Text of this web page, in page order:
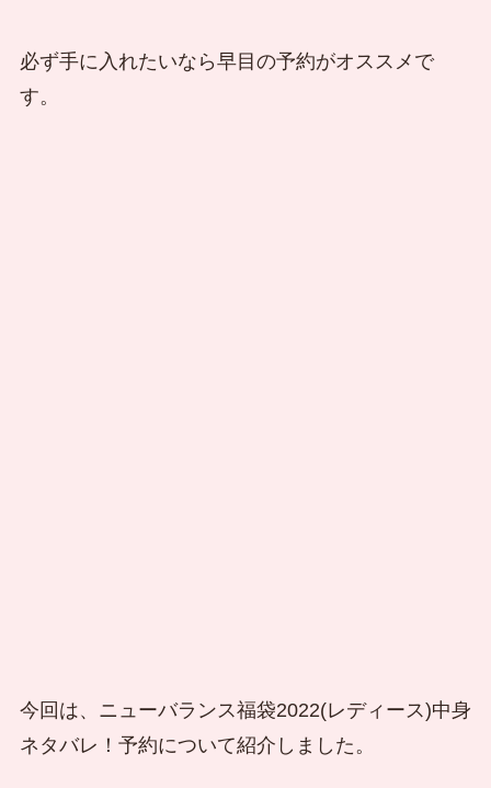
必ず手に入れたいなら早目の予約がオススメで
す。
今回は、ニューバランス福袋2022(レディース)中身
ネタバレ！予約について紹介しました。